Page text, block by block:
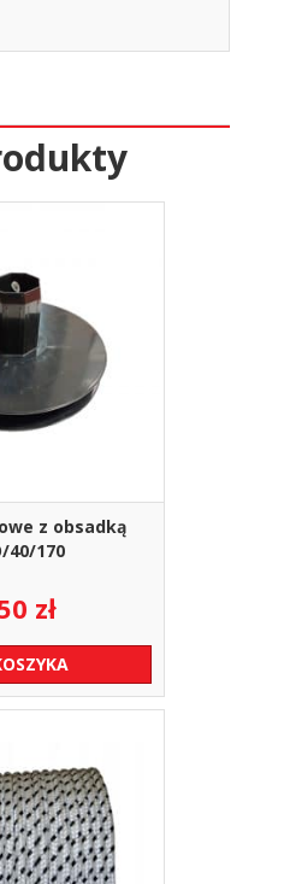
z obsadką
40/170
zł